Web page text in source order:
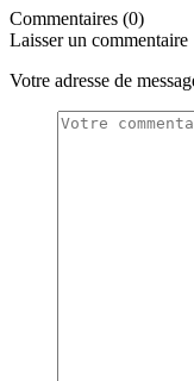
Commentaires (0)
Laisser un commentaire
Votre adresse de